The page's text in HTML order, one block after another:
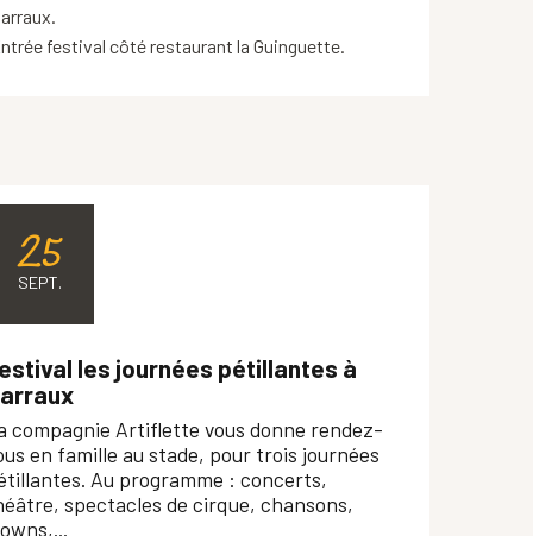
festival côté restaurant la Guinguette.
25
SEPT.
les journées pétillantes à
compagnie Artiflette vous donne rendez-
en famille au stade, pour trois journées
Au programme : concerts,
spectacles de cirque, chansons,